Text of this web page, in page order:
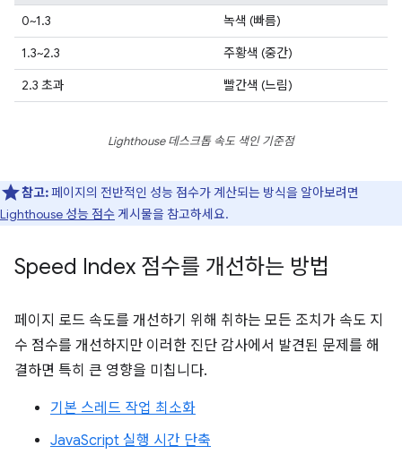
0~1.3
녹색 (빠름)
1.3~2.3
주황색 (중간)
2.3 초과
빨간색 (느림)
Lighthouse 데스크톱 속도 색인 기준점
참고:페이지의 전반적인 성능 점수가 계산되는 방식을 알아보려면
Lighthouse 성능 점수 게시물을 참고하세요.
Speed Index 점수를 개선하는 방법
페이지 로드 속도를 개선하기 위해 취하는 모든 조치가 속도 지
수 점수를 개선하지만 이러한 진단 감사에서 발견된 문제를 해
결하면 특히 큰 영향을 미칩니다.
기본 스레드 작업 최소화
JavaScript 실행 시간 단축